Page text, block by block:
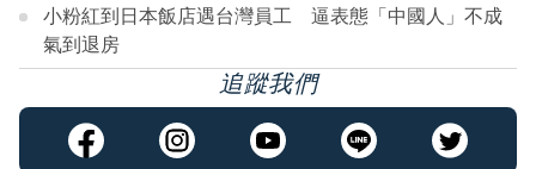
小粉紅到日本飯店遇台灣員工 逼表態「中國人」不成
氣到退房
追蹤我們